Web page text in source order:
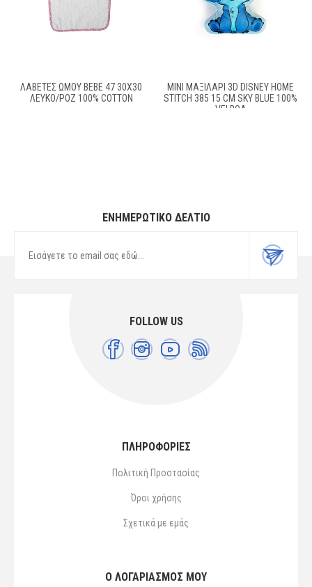
ΛΑΒΕΤΕΣ ΩΜΟΥ BEBE 47 30X30
ΛΕΥΚΌ/ΡΟΖ 100% COTTON
MINI ΜΑΞΙΛΆΡΙ 3D DISNEY HOME
STITCH 385 15 CM SKY BLUE 100%
VELBOA
ΕΝΗΜΕΡΩΤΙΚΌ ΔΕΛΤΊΟ
FOLLOW US
ΠΛΗΡΟΦΟΡΙΕΣ
Πολιτική Προστασίας
Όροι χρήσης
Σχετικά με εμάς
Ο ΛΟΓΑΡΙΑΣΜΌΣ ΜΟΥ